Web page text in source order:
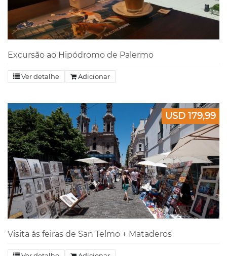
Excursão ao Hipódromo de Palermo
Ver detalhe Adicionar
USD 179,99
Visita às feiras de San Telmo + Mataderos